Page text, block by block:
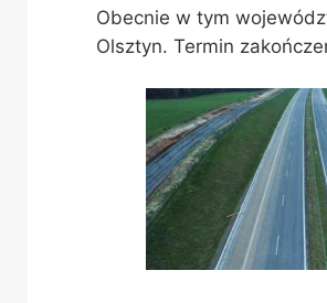
Obecnie w tym
Olsztyn. Termin